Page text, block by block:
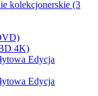
kolekcjonerskie (3
4K)
Edycja
Edycja